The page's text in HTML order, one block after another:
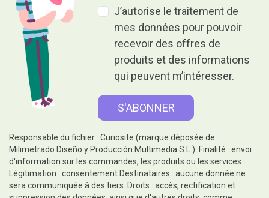
J’autorise le traitement de
mes données pour pouvoir
recevoir des offres de
produits et des informations
qui peuvent m’intéresser.
Responsable du fichier : Curiosite (marque déposée de
Milimetrado Diseño y Producción Multimedia S.L.). Finalité : envoi
d'information sur les commandes, les produits ou les services.
Légitimation : consentement.Destinataires : aucune donnée ne
sera communiquée à des tiers. Droits : accès, rectification et